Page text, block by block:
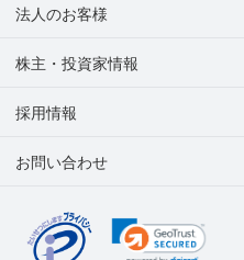
法人のお客様
株主・投資家情報
お問い合わせ
採用情報